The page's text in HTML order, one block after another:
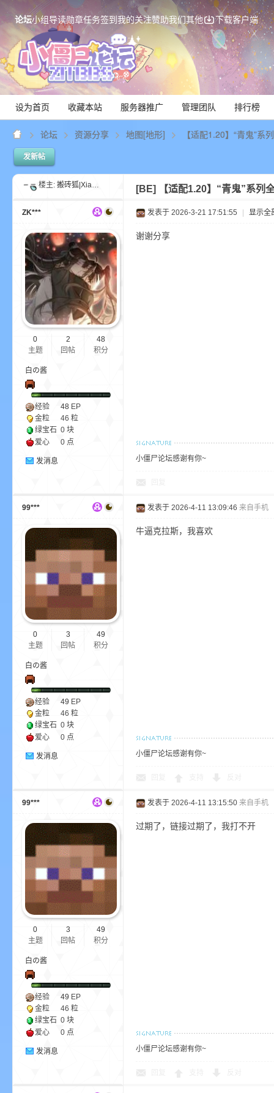
论坛小组导读勋章任务签到我的关注赞助我们其他 下载客户端
设为首页 收藏本站 服务器推广 管理团队 排行榜
论坛 资源分享 地图[地形] 【适配1.20】“青鬼”
发新帖
楼主: 搬砖狐|XiaoYao [BE] 【适配1.20】“青鬼”系
ZK***
0
主题
2
回帖
48
积分
白の酱
经验 48 EP
金粒
46 粒
绿宝石 0 块
爱心
0 点
发消息
发表于 2026-3-21 17:51:55 显示全
谢谢分享
小僵尸论坛感谢有你~
99***
0
主题
3
回帖
49
积分
白の酱
经验 49 EP
金粒
46 粒
绿宝石 0 块
爱心
0 点
发消息
发表于 2026-4-11 13:09:46 来自手机
牛逼克拉斯，我喜欢
小僵尸论坛感谢有你~
99***
0
主题
3
回帖
49
积分
白の酱
经验 49 EP
金粒
46 粒
绿宝石 0 块
爱心
0 点
发消息
发表于 2026-4-11 13:15:50 来自手机
过期了，链接过期了，我打不开
小僵尸论坛感谢有你~